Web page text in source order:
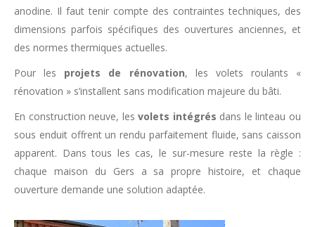
anodine. Il faut tenir compte des contraintes techniques, des
dimensions parfois spécifiques des ouvertures anciennes, et
des normes thermiques actuelles.
Pour les projets de rénovation, les volets roulants «
rénovation » s’installent sans modification majeure du bâti.
En construction neuve, lesvolets intégrés dans le linteau ou
sous enduit offrent un rendu parfaitement fluide, sans caisson
apparent. Dans tous les cas, le sur-mesure reste la règle :
chaque maison du Gers a sa propre histoire, et chaque
ouverture demande une solution adaptée.